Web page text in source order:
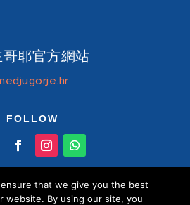
哥耶官方網站
FOLLOW
that we give you the best
website. By using our site, you